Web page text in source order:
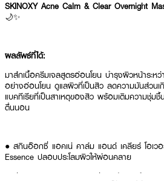
SKINOXY Acne Calm & Clear Overnight
🌙✨
ผลลัพธ์ที่ได้:
มาส์กเนื้อครีมเจลสูตรอ่อนโยน บำรุงผิวหน้าระ
อย่างอ่อนโยน ดูแลผิวที่เป็นสิว ลดความมันส่วนเ
แบคทีเรียที่เป็นสาเหตุของสิว พร้อมเติมความชุ่มชื้
ตื่นนอน
● สกินอ๊อกซี่ แอคเน่ คาล์ม แอนด์ เคลียร์ โอเว
Essence ปลอบประโลมผิวให้ผ่อนคลาย
● มี BHA (Salicylic Acid) ช่วยผลัดเซลล์ผิว ล